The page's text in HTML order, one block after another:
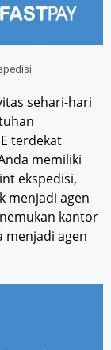
sehari-hari
terdekat
memiliki
ekspedisi,
menjadi agen
kantor
menjadi agen